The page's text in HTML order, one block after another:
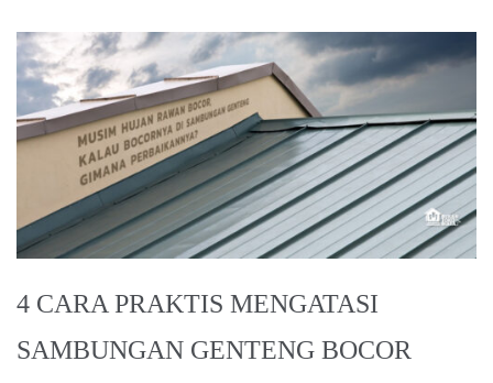
4 CARA PRAKTIS MENGATASI
SAMBUNGAN GENTENG BOCOR